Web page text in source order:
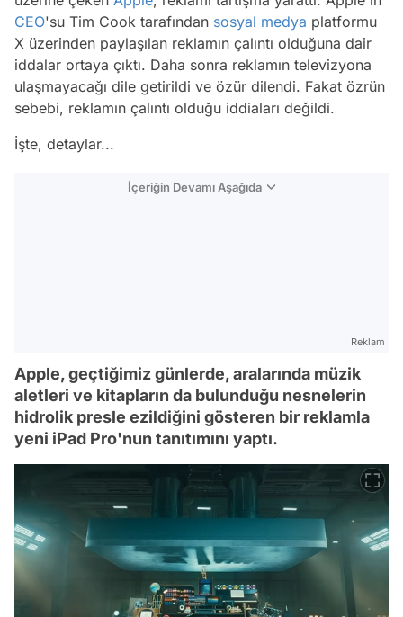
CEO'su Tim Cook tarafından sosyal medya platformu
X üzerinden paylaşılan reklamın çalıntı olduğuna dair
iddalar ortaya çıktı. Daha sonra reklamın televizyona
ulaşmayacağı dile getirildi ve özür dilendi. Fakat özrün
sebebi, reklamın çalıntı olduğu iddiaları değildi.
İşte, detaylar...
İçeriğin Devamı Aşağıda
Reklam
Apple, geçtiğimiz günlerde, aralarında müzik
aletleri ve kitapların da bulunduğu nesnelerin
hidrolik presle ezildiğini gösteren bir reklamla
yeni iPad Pro'nun tanıtımını yaptı.